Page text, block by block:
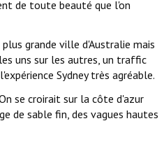
de toute beauté que l'on
grande ville d'Australie mais
uns sur les autres, un traffic
Sydney très agréable.
se croirait sur la côte d'azur
de sable fin, des vagues hautes